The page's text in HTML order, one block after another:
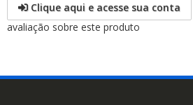
Clique aqui e acesse sua conta
avaliação sobre este produto